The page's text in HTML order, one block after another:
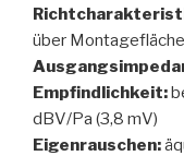
über
Empfindlichkeit:
dBV/Pa (3,8 mV)
Eigenrauschen: